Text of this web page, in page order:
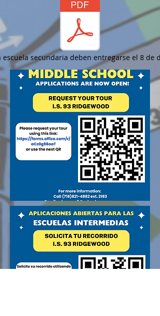
escuela secundaria deben entregarse el 8 de